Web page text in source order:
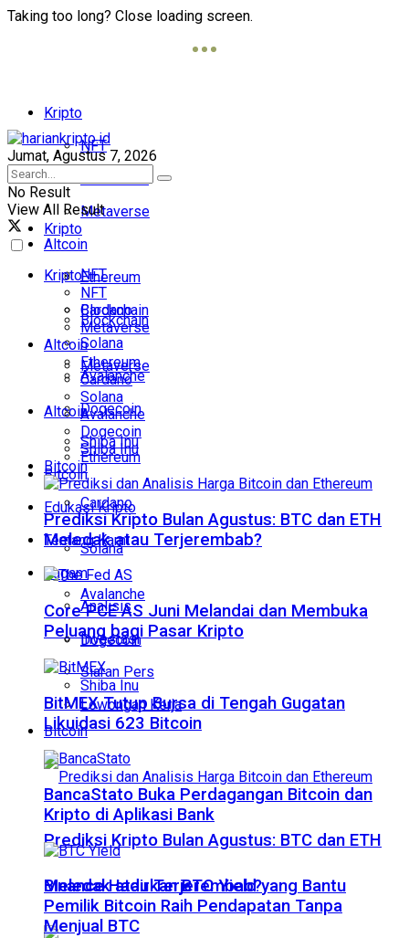
Taking too long? Close loading screen.
Kripto
NFT
Blockchain
Metaverse
Altcoin
Ethereum
Cardano
Solana
Avalanche
Dogecoin
Shiba Inu
Bitcoin
Edukasi Kripto
Tentang Kami
Ragam
Analisis
Investasi
Siaran Pers
Lowongan Kerja
Jumat, Agustus 7, 2026
No Result
View All Result
Kripto
NFT
Blockchain
Metaverse
Altcoin
Ethereum
Cardano
Solana
Avalanche
Dogecoin
Shiba Inu
Bitcoin
Prediksi Kripto Bulan Agustus: BTC dan ETH
Meledak atau Terjerembab?
Kripto
NFT
Blockchain
Metaverse
Altcoin
Ethereum
Cardano
Solana
Avalanche
Dogecoin
Shiba Inu
Bitcoin
Prediksi Kripto Bulan Agustus: BTC dan ETH
Meledak atau Terjerembab?
Core PCE AS Juni Melandai dan Membuka
Peluang bagi Pasar Kripto
BitMEX Tutup Bursa di Tengah Gugatan
Likuidasi 623 Bitcoin
BancaStato Buka Perdagangan Bitcoin dan
Kripto di Aplikasi Bank
Binance Hadirkan BTC Yield yang Bantu
Pemilik Bitcoin Raih Pendapatan Tanpa
Menjual BTC